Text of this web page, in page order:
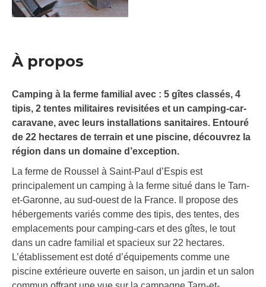
À propos
Camping à la ferme familial avec : 5 gîtes classés, 4
tipis, 2 tentes militaires revisitées et un camping-car-
caravane, avec leurs installations sanitaires. Entouré
de 22 hectares de terrain et une piscine, découvrez la
région dans un domaine d’exception.
La ferme de Roussel à Saint-Paul d’Espis est
principalement un camping à la ferme situé dans le Tarn-
et-Garonne, au sud-ouest de la France. Il propose des
hébergements variés comme des tipis, des tentes, des
emplacements pour camping-cars et des gîtes, le tout
dans un cadre familial et spacieux sur 22 hectares.
L’établissement est doté d’équipements comme une
piscine extérieure ouverte en saison, un jardin et un salon